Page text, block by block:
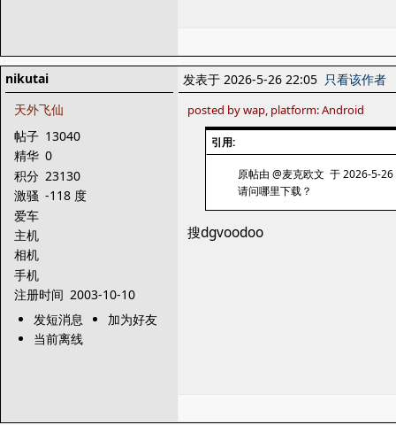
nikutai
天外飞仙
帖子 13040
精华 0
积分 23130
激骚 -118 度
爱车
主机
相机
手机
注册时间 2003-10-10
发短消息
加为好友
当前离线
发表于 2026-5-26 22:05 只看该作者
posted by wap, platform: Android
引用:
原帖由 @麦克欧文 于 2026-5-
请问哪里下载？
搜dgvoodoo